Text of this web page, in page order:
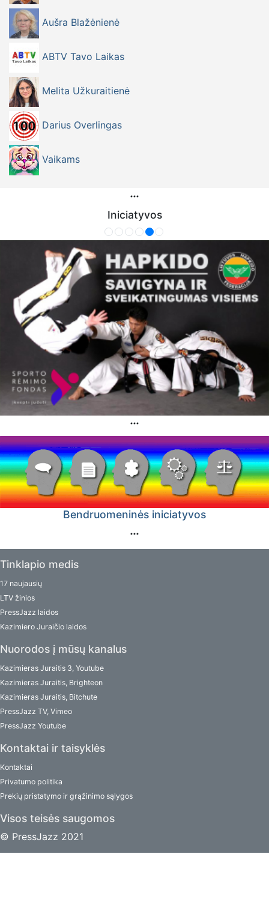
Aušra Blažėnienė
ABTV Tavo Laikas
Melita Užkuraitienė
Darius Overlingas
Vaikams
Iniciatyvos
Bendruomeninės iniciatyvos
Tinklapio medis
17 naujausių
LTV žinios
PressJazz laidos
Kazimiero Juraičio laidos
Nuorodos į mūsų kanalus
Kazimieras Juraitis 3, Youtube
Kazimieras Juraitis, Brighteon
Kazimieras Juraitis, Bitchute
PressJazz TV, Vimeo
PressJazz Youtube
Kontaktai ir taisyklės
Kontaktai
Privatumo politika
Prekių pristatymo ir grąžinimo sąlygos
Visos teisės saugomos
© PressJazz 2021